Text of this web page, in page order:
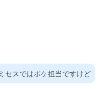
セスではボケ担当ですけど